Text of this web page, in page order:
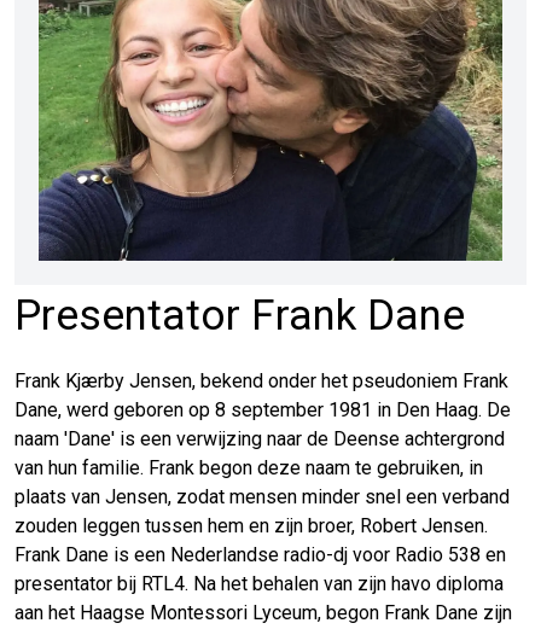
Presentator Frank Dane
Frank Kjærby Jensen, bekend onder het pseudoniem Frank
Dane, werd geboren op 8 september 1981 in Den Haag. De
naam 'Dane' is een verwijzing naar de Deense achtergrond
van hun familie. Frank begon deze naam te gebruiken, in
plaats van Jensen, zodat mensen minder snel een verband
zouden leggen tussen hem en zijn broer, Robert Jensen.
Frank Dane is een Nederlandse radio-dj voor Radio 538 en
presentator bij RTL4. Na het behalen van zijn havo diploma
aan het Haagse Montessori Lyceum, begon Frank Dane zijn